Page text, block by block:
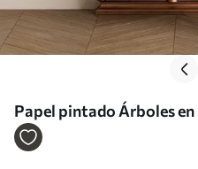
Papel pintado Árboles
con piedras a00090